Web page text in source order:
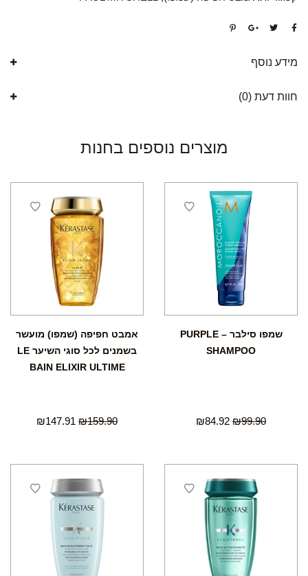
מידע נוסף
חוות דעת (0)
מוצרים נוספים בחנות
שמפו סילבר – PURPLE
SHAMPOO
₪99.90
₪84.92
אמבט חפיפה (שמפו) מועשר
בשמנים לכל סוגי השיער LE
BAIN ELIXIR ULTIME
₪159.90
₪147.91